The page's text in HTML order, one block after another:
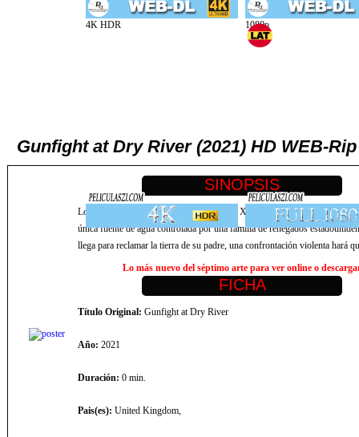
Gunfight at Dry River (2021) HD WEB-
Los últimos años del Viejo Oeste del siglo XIX. Dry River cuenta la
única fuente de agua controlada por una familia de renegados
llega para reclamar la tierra de su padre, una confrontación violenta hará
Lo más nuevo del séptimo arte para ver online o
Título Original: Gunfight at Dry River
Año: 2021
Duración: 0 min.
Pais(es): United Kingdom,